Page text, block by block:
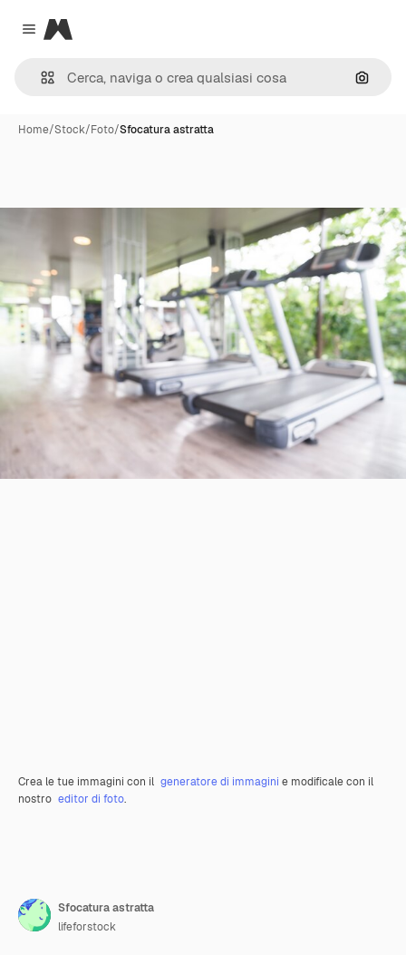
Close menu
Magnific
Cerca
Home/Stock/Foto/Sfocatura astratta
Crea le tue immagini con il generatore di immagini e modificale con il
nostro editor di foto.
Sfocatura astratta
lifeforstock